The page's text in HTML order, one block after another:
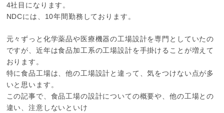
4社目になります。
NDCには、10年間勤務しております。
元々ずっと化学薬品や医療機器の工場設計を専門としていたの
ですが、近年は食品加工系の工場設計を手掛けることが増えて
おります。
特に食品工場は、他の工場設計と違って、気をつけない点が多
いと思います。
この記事で、食品工場の設計についての概要や、他の工場との
違い、注意しないといけ